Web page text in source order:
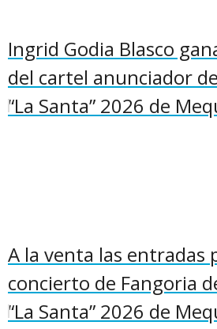
Ingrid Godia Blasco
del cartel anunciador
“La Santa” 2026 de
A la venta las entradas
concierto de Fangoria
“La Santa” 2026 de